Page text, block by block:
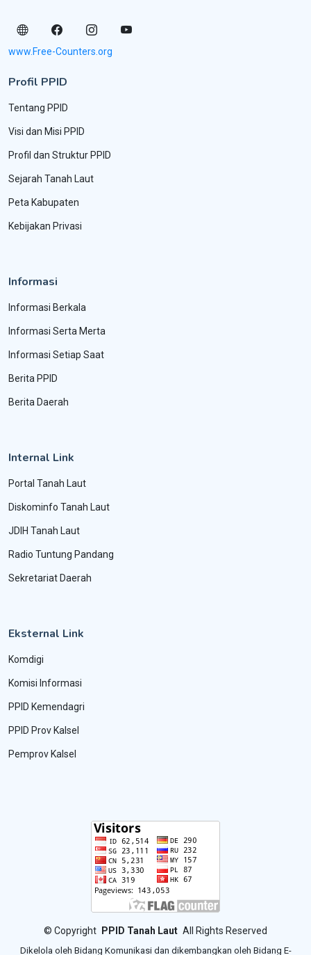
www.Free-Counters.org
Profil PPID
Tentang PPID
Visi dan Misi PPID
Profil dan Struktur PPID
Sejarah Tanah Laut
Peta Kabupaten
Kebijakan Privasi
Informasi
Informasi Berkala
Informasi Serta Merta
Informasi Setiap Saat
Berita PPID
Berita Daerah
Internal Link
Portal Tanah Laut
Diskominfo Tanah Laut
JDIH Tanah Laut
Radio Tuntung Pandang
Sekretariat Daerah
Eksternal Link
Komdigi
Komisi Informasi
PPID Kemendagri
PPID Prov Kalsel
Pemprov Kalsel
© Copyright PPID Tanah Laut All Rights Reserved
Dikelola oleh Bidang Komunikasi dan dikembangkan oleh Bidang E-